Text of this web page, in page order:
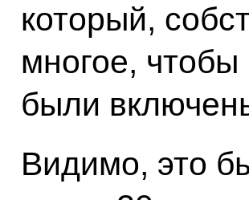
который,
многое,
были
Видимо, это